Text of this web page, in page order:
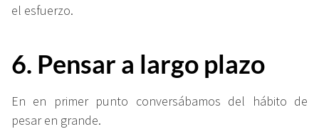
el esfuerzo.
6. Pensar a largo plazo
En en primer punto conversábamos del hábito de
pesar en grande.